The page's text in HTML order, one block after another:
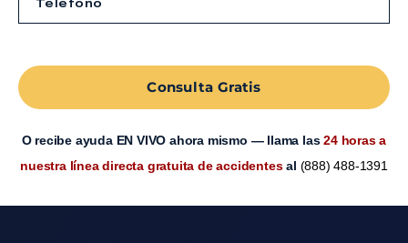
Consulta Gratis
O recibe ayuda EN VIVO ahora mismo — llama las24 horas a
nuestra línea directa gratuita de accidentesal (888) 488-1391